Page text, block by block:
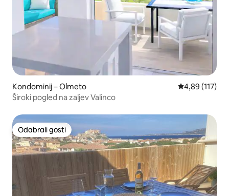
Kondominij – Olmeto Prosječna
4,89 (117)
Široki pogled na zaljev Valinco
Odabrali gosti
Odabrali gosti